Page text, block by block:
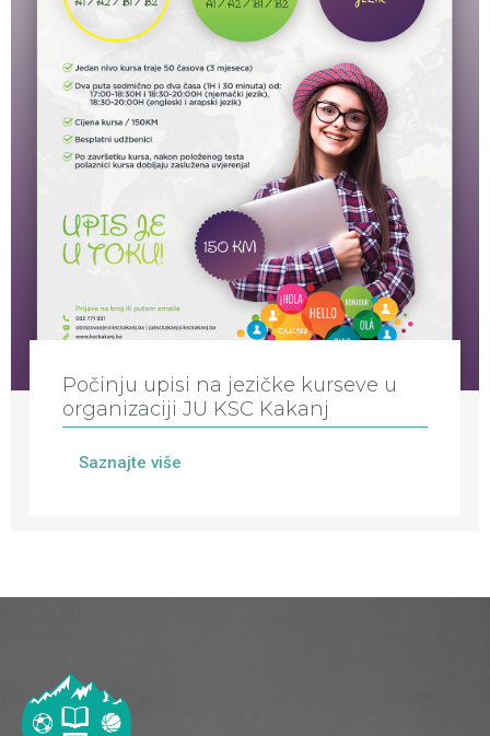
Počinju upisi na jezičke kurseve u
organizaciji JU KSC Kakanj
Saznajte više